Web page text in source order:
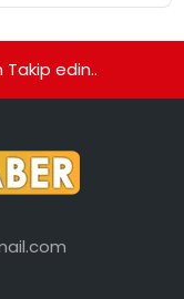
Takip edin..